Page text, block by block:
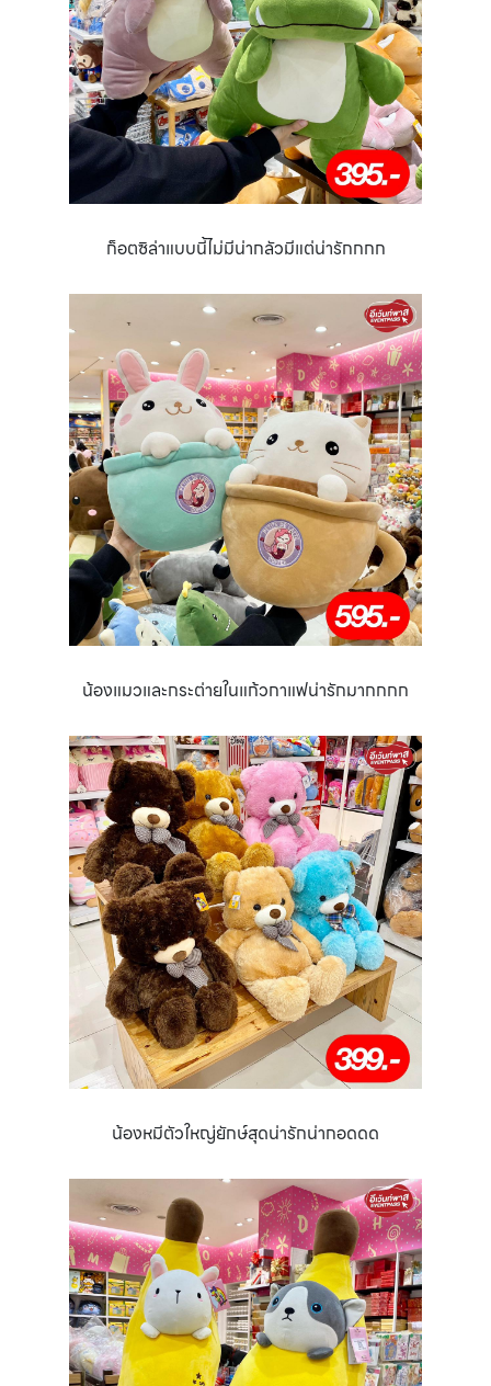
ก็อตซิล่าแบบนี้ไม่มีน่ากลัวมีแต่น่ารักกกก
น้องแมวและกระต่ายในแก้วกาแฟน่ารักมากกกก
น้องหมีตัวใหญ่ยักษ์สุดน่ารักน่ากอดดด